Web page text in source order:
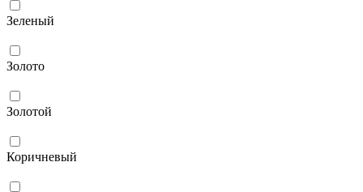
Зеленый
Золото
Золотой
Коричневый